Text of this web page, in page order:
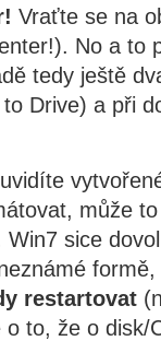
Vraťte se na
No a to
tedy ještě
Drive) a při
může
sice
restartovat
to, že o disk/